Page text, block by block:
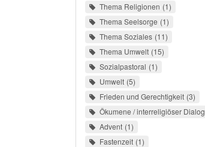
Thema Religionen 1
Thema Seelsorge 1
Thema Soziales 11
Thema Umwelt 15
Sozialpastoral 1
Umwelt 5
Frieden und Gerechtigkeit 3
Ökumene / interreligiöser Dialog
Advent 1
Fastenzeit 1